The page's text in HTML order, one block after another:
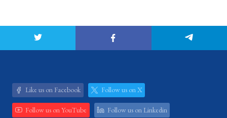
Like us on Facebook Follow us on X
Follow us on YouTube Follow us on Linkedin